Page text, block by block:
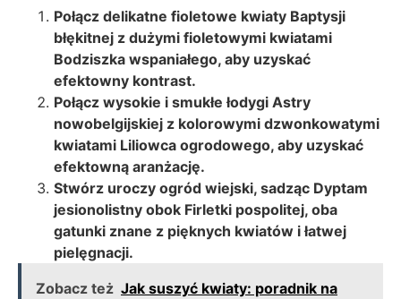
Połącz delikatne fioletowe kwiaty Baptysji
błękitnej z dużymi fioletowymi kwiatami
Bodziszka wspaniałego, aby uzyskać
efektowny kontrast.
Połącz wysokie i smukłe łodygi Astry
nowobelgijskiej z kolorowymi dzwonkowatymi
kwiatami Liliowca ogrodowego, aby uzyskać
efektowną aranżację.
Stwórz uroczy ogród wiejski, sadząc Dyptam
jesionolistny obok Firletki pospolitej, oba
gatunki znane z pięknych kwiatów i łatwej
pielęgnacji.
Zobacz też Jak suszyć kwiaty: poradnik na